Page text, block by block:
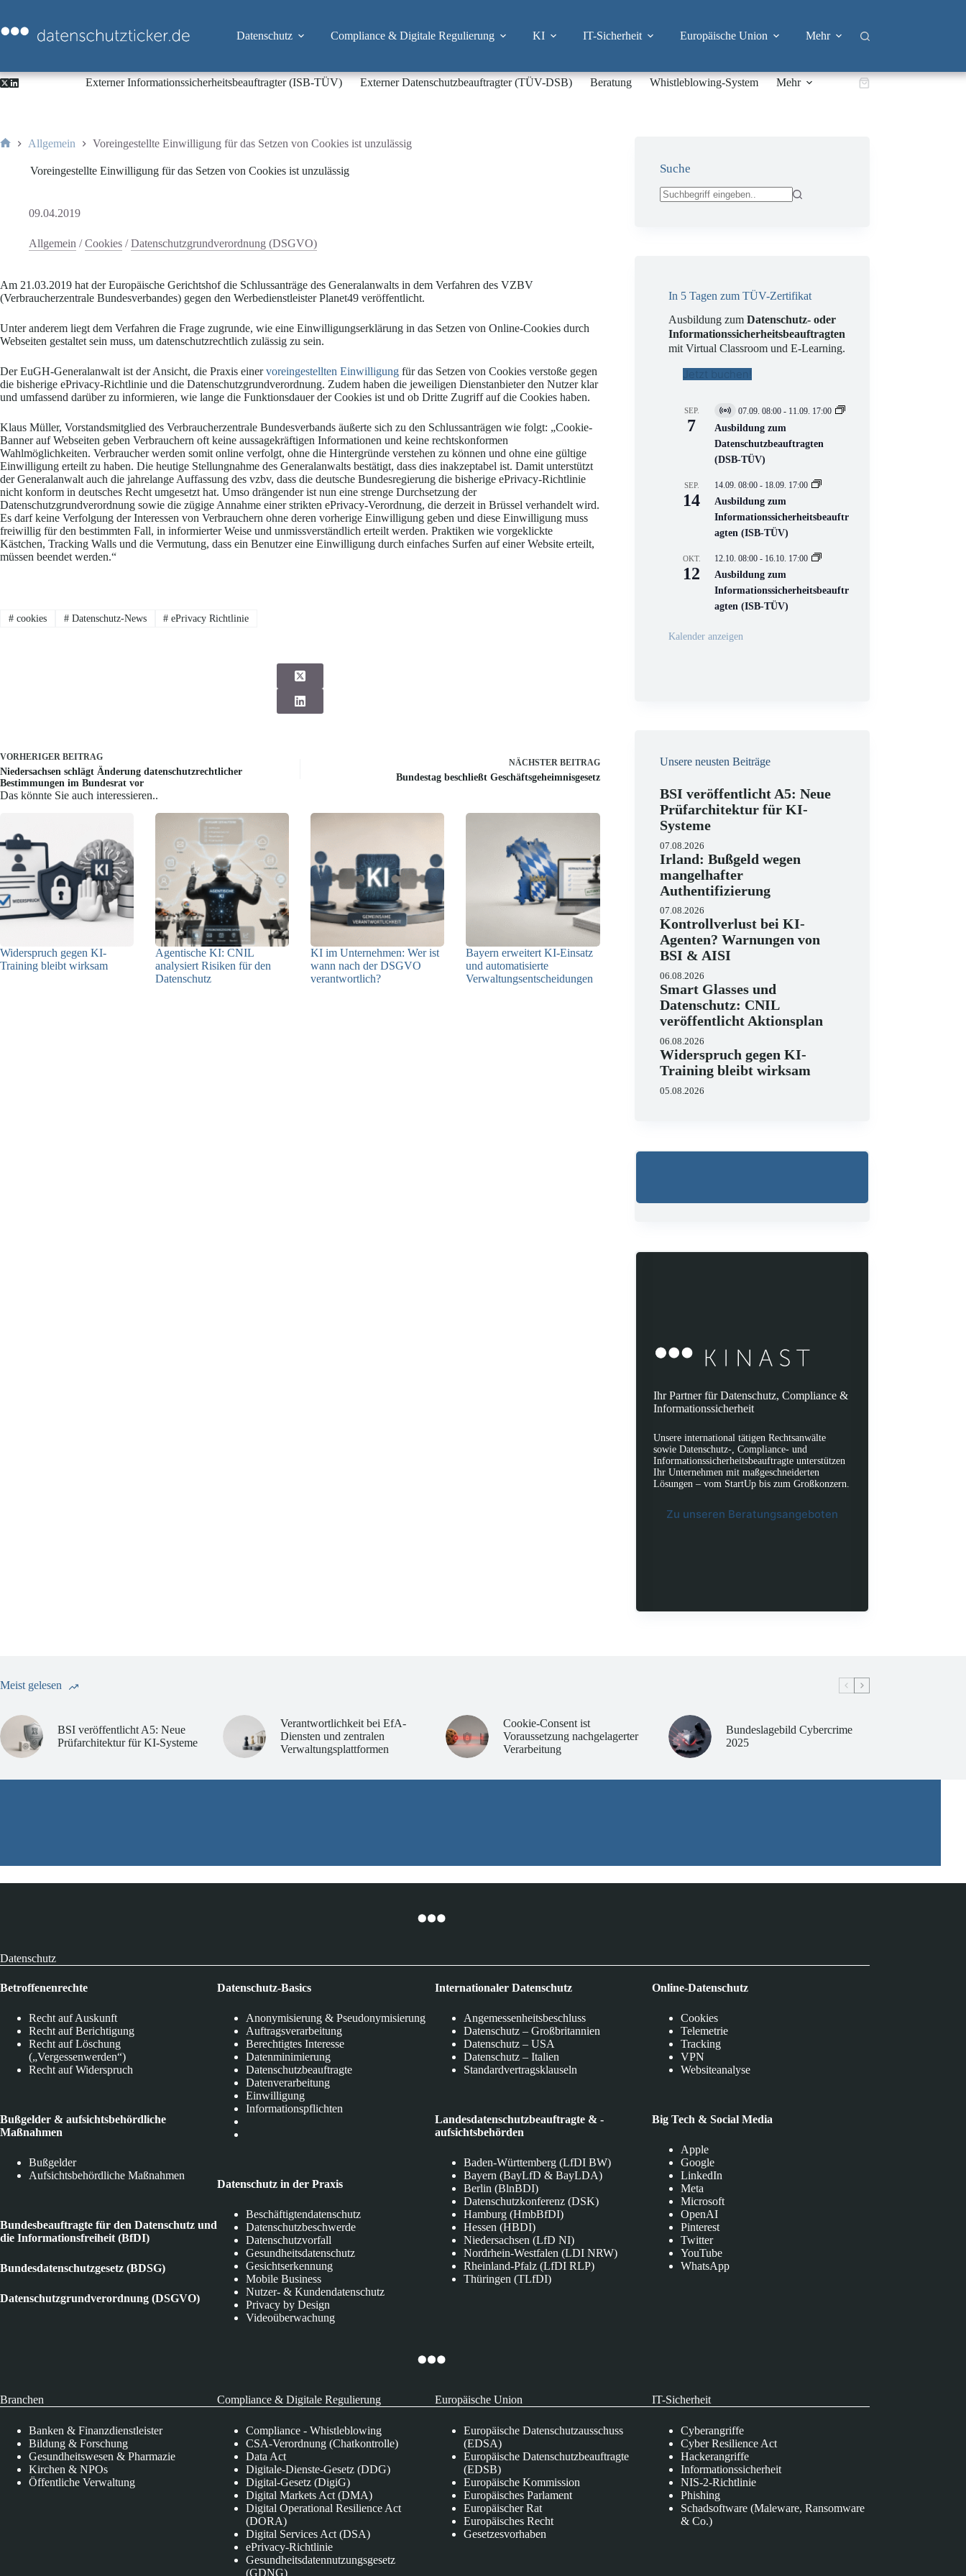
springen
Datenschutz Compliance & Digitale Regulierung KI IT-Sicherheit Europäische Union Mehr
Externer Informationssicherheitsbeauftragter (ISB-TÜV) Externer Datenschutzbeauftragter (TÜV-DSB) Beratung Whistleblowing-System Mehr Warenkorb
Allgemein Voreingestellte Einwilligung für das Setzen von Cookies ist unzulässig
Voreingestellte Einwilligung für das Setzen von Cookies ist unzulässig
09.04.2019
Allgemein /Cookies /Datenschutzgrundverordnung (DSGVO)
Am 21.03.2019 hat der Europäische Gerichtshof die Schlussanträge des Generalanwalts in dem Verfahren des VZBV
(Verbraucherzentrale Bundesverbandes) gegen den Werbedienstleister Planet49 veröffentlicht.
Unter anderem liegt dem Verfahren die Frage zugrunde, wie eine Einwilligungserklärung in das Setzen von Online-Cookies durch
Webseiten gestaltet sein muss, um datenschutzrechtlich zulässig zu sein.
Der EuGH-Generalanwalt ist der Ansicht, die Praxis einervoreingestellten Einwilligung für das Setzen von Cookies verstoße gegen
die bisherige ePrivacy-Richtlinie und die Datenschutzgrundverordnung. Zudem haben die jeweiligen Dienstanbieter den Nutzer klar
und umfassend darüber zu informieren, wie lange die Funktionsdauer der Cookies ist und ob Dritte Zugriff auf die Cookies haben.
Klaus Müller, Vorstandsmitglied des Verbraucherzentrale Bundesverbands äußerte sich zu den Schlussanträgen wie folgt: „Cookie-
Banner auf Webseiten geben Verbrauchern oft keine aussagekräftigen Informationen und keine rechtskonformen
Wahlmöglichkeiten. Verbraucher werden somit online verfolgt, ohne die Hintergründe verstehen zu können und ohne eine gültige
Einwilligung erteilt zu haben. Die heutige Stellungnahme des Generalanwalts bestätigt, dass dies inakzeptabel ist. Damit unterstützt
der Generalanwalt auch die jahrelange Auffassung des vzbv, dass die deutsche Bundesregierung die bisherige ePrivacy-Richtlinie
nicht konform in deutsches Recht umgesetzt hat. Umso drängender ist nun eine strenge Durchsetzung der
Datenschutzgrundverordnung sowie die zügige Annahme einer strikten ePrivacy-Verordnung, die derzeit in Brüssel verhandelt wird.
Es darf keine Verfolgung der Interessen von Verbrauchern ohne deren vorherige Einwilligung geben und diese Einwilligung muss
freiwillig für den bestimmten Fall, in informierter Weise und unmissverständlich erteilt werden. Praktiken wie vorgeklickte
Kästchen, Tracking Walls und die Vermutung, dass ein Benutzer eine Einwilligung durch einfaches Surfen auf einer Website erteilt,
müssen beendet werden.“
#cookies #Datenschutz-News # ePrivacy Richtlinie
VORHERIGER BEITRAG
Niedersachsen schlägt Änderung datenschutzrechtlicher
Bestimmungen im Bundesrat vor
NÄCHSTER BEITRAG
Bundestag beschließt Geschäftsgeheimnisgesetz
Das könnte Sie auch interessieren..
Widerspruch gegen KI-
Training bleibt wirksam
Agentische KI: CNIL
analysiert Risiken für den
Datenschutz
KI im Unternehmen: Wer ist
wann nach der DSGVO
verantwortlich?
Bayern erweitert KI-Einsatz
und automatisierte
Verwaltungsentscheidungen
Suche
In 5 Tagen zum TÜV-Zertifikat
Ausbildung zumDatenschutz- oder
Informationssicherheitsbeauftragten
mit Virtual Classroom und E-Learning.
Jetzt buchen!
SEP.
7
V
i
t
u
l
V
e
r
n
s
t
a
t
n
07.09. 08:00 - 11.09. 17:00
Ausbildung zum
Datenschutzbeauftragten
(DSB-TÜV)
SEP.
14
14.09. 08:00 - 18.09. 17:00
Ausbildung zum
Informationssicherheitsbeauftr
agten (ISB-TÜV)
OKT.
12
12.10. 08:00 - 16.10. 17:00
Ausbildung zum
Informationssicherheitsbeauftr
agten (ISB-TÜV)
Kalender anzeigen
Unsere neusten Beiträge
BSI veröffentlicht A5: Neue
Prüfarchitektur für KI-
Systeme
07.08.2026
Irland: Bußgeld wegen
mangelhafter
Authentifizierung
07.08.2026
Kontrollverlust bei KI-
Agenten? Warnungen von
BSI & AISI
06.08.2026
Smart Glasses und
Datenschutz: CNIL
veröffentlicht Aktionsplan
06.08.2026
Widerspruch gegen KI-
Training bleibt wirksam
05.08.2026
Ihr Partner für Datenschutz, Compliance &
Informationssicherheit
Unsere international tätigen Rechtsanwälte
sowie Datenschutz-, Compliance- und
Informationssicherheitsbeauftragte unterstützen
Ihr Unternehmen mit maßgeschneiderten
Lösungen – vom StartUp bis zum Großkonzern.
Zu unseren Beratungsangeboten
Meist gelesen
BSI veröffentlicht A5: Neue
Prüfarchitektur für KI-Systeme
Verantwortlichkeit bei EfA-
Diensten und zentralen
Verwaltungsplattformen
Cookie-Consent ist
Voraussetzung nachgelagerter
Verarbeitung
Bundeslagebild Cybercrime
2025
Datenschutz
Betroffenenrechte
Recht auf Auskunft
Recht auf Berichtigung
Recht auf Löschung
(„Vergessenwerden“)
Recht auf Widerspruch
Bußgelder & aufsichtsbehördliche
Maßnahmen
Bußgelder
Aufsichtsbehördliche Maßnahmen
Bundesbeauftragte für den Datenschutz und
die Informationsfreiheit (BfDI)
Bundesdatenschutzgesetz (BDSG)
Datenschutzgrundverordnung (DSGVO)
Datenschutz-Basics
Anonymisierung & Pseudonymisierung
Auftragsverarbeitung
Berechtigtes Interesse
Datenminimierung
Datenschutzbeauftragte
Datenverarbeitung
Einwilligung
Informationspflichten
Datenschutz in der Praxis
Beschäftigtendatenschutz
Datenschutzbeschwerde
Datenschutzvorfall
Gesundheitsdatenschutz
Gesichtserkennung
Mobile Business
Nutzer- & Kundendatenschutz
Privacy by Design
Videoüberwachung
Internationaler Datenschutz
Angemessenheitsbeschluss
Datenschutz – Großbritannien
Datenschutz – USA
Datenschutz – Italien
Standardvertragsklauseln
Landesdatenschutzbeauftragte & -
aufsichtsbehörden
Baden-Württemberg (LfDI BW)
Bayern (BayLfD & BayLDA)
Berlin (BlnBDI)
Datenschutzkonferenz (DSK)
Hamburg (HmbBfDI)
Hessen (HBDI)
Niedersachsen (LfD NI)
Nordrhein-Westfalen (LDI NRW)
Rheinland-Pfalz (LfDI RLP)
Thüringen (TLfDI)
Online-Datenschutz
Cookies
Telemetrie
Tracking
VPN
Websiteanalyse
Big Tech & Social Media
Apple
Google
LinkedIn
Meta
Microsoft
OpenAI
Pinterest
Twitter
YouTube
WhatsApp
Branchen
Banken & Finanzdienstleister
Bildung & Forschung
Gesundheitswesen & Pharmazie
Kirchen & NPOs
Öffentliche Verwaltung
Compliance & Digitale Regulierung
Compliance - Whistleblowing
CSA-Verordnung (Chatkontrolle)
Data Act
Digitale-Dienste-Gesetz (DDG)
Digital-Gesetz (DigiG)
Digital Markets Act (DMA)
Digital Operational Resilience Act
(DORA)
Digital Services Act (DSA)
ePrivacy-Richtlinie
Gesundheitsdatennutzungsgesetz
(GDNG)
Europäische Union
Europäische Datenschutzausschuss
(EDSA)
Europäische Datenschutzbeauftragte
(EDSB)
Europäische Kommission
Europäisches Parlament
Europäischer Rat
Europäisches Recht
Gesetzesvorhaben
IT-Sicherheit
Cyberangriffe
Cyber Resilience Act
Hackerangriffe
Informationssicherheit
NIS-2-Richtlinie
Phishing
Schadsoftware (Maleware, Ransomware
& Co.)